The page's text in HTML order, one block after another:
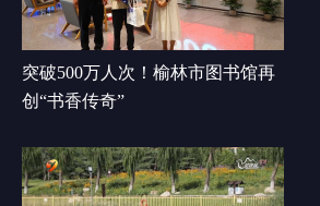
突破500万人次！榆林市图书馆再
创“书香传奇”